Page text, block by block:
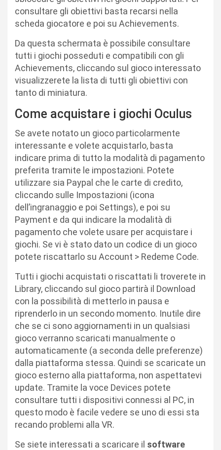
consultare gli obiettivi basta recarsi nella
scheda giocatore e poi su Achievements.
Da questa schermata è possibile consultare
tutti i giochi posseduti e compatibili con gli
Achievements, cliccando sul gioco interessato
visualizzerete la lista di tutti gli obiettivi con
tanto di miniatura.
Come acquistare i giochi Oculus
Se avete notato un gioco particolarmente
interessante e volete acquistarlo, basta
indicare prima di tutto la modalità di pagamento
preferita tramite le impostazioni. Potete
utilizzare sia Paypal che le carte di credito,
cliccando sulle Impostazioni (icona
dell’ingranaggio e poi Settings), e poi su
Payment e da qui indicare la modalità di
pagamento che volete usare per acquistare i
giochi. Se vi è stato dato un codice di un gioco
potete riscattarlo su Account > Redeme Code.
Tutti i giochi acquistati o riscattati li troverete in
Library, cliccando sul gioco partirà il Download
con la possibilità di metterlo in pausa e
riprenderlo in un secondo momento. Inutile dire
che se ci sono aggiornamenti in un qualsiasi
gioco verranno scaricati manualmente o
automaticamente (a seconda delle preferenze)
dalla piattaforma stessa. Quindi se scaricate un
gioco esterno alla piattaforma, non aspettatevi
update. Tramite la voce Devices potete
consultare tutti i dispositivi connessi al PC, in
questo modo è facile vedere se uno di essi sta
recando problemi alla VR.
Se siete interessati a scaricare il software